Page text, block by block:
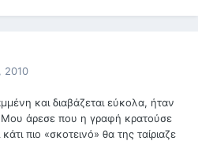
2010
και διαβάζεται εύκολα, ήταν
άρεσε που η γραφή κρατούσε
πιο «σκοτεινό» θα της ταίριαζε